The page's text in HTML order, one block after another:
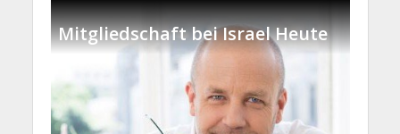
Mitgliedschaft bei Israel Heute